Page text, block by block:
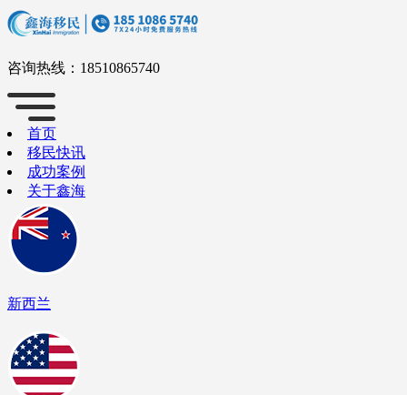
咨询热线： 18510865740
首页
移民快讯
成功案例
关于鑫海
新西兰